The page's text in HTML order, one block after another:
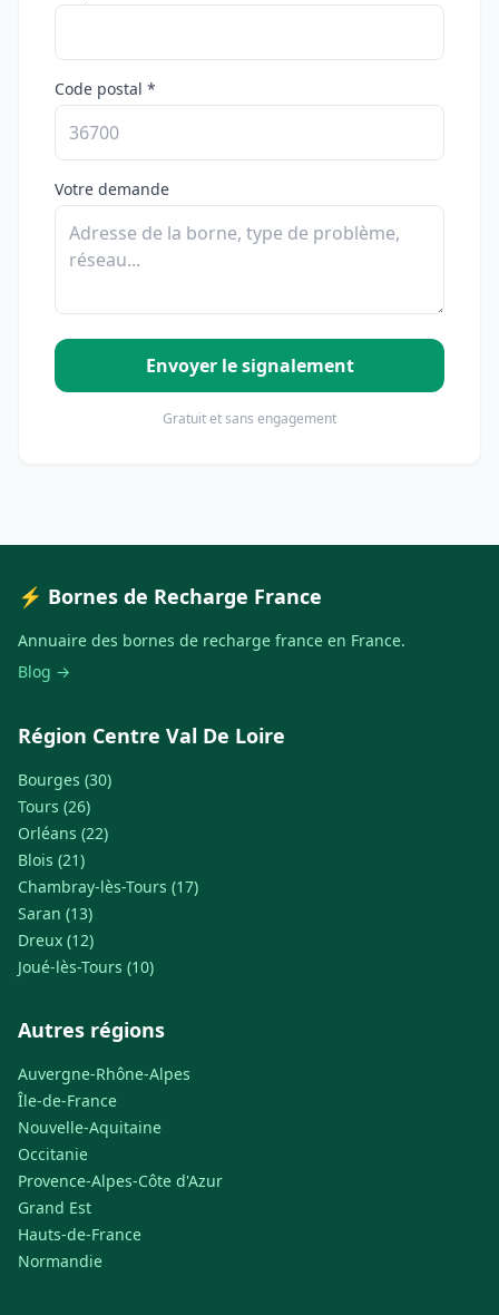
Code postal *
Votre demande
Envoyer le signalement
Gratuit et sans engagement
⚡ Bornes de Recharge France
Annuaire des bornes de recharge france en France.
Blog →
Région Centre Val De Loire
Bourges (30)
Tours (26)
Orléans (22)
Blois (21)
Chambray-lès-Tours (17)
Saran (13)
Dreux (12)
Joué-lès-Tours (10)
Autres régions
Auvergne-Rhône-Alpes
Île-de-France
Nouvelle-Aquitaine
Occitanie
Provence-Alpes-Côte d'Azur
Grand Est
Hauts-de-France
Normandie